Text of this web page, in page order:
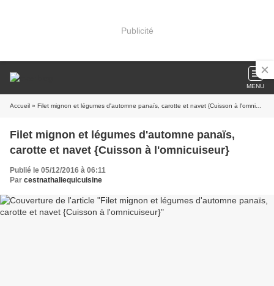
Publicité
MENU
Accueil » Filet mignon et légumes d'automne panaïs, carotte et navet {Cuisson à l'omnicuiseur}
Filet mignon et légumes d'automne panaïs,
carotte et navet {Cuisson à l'omnicuiseur}
Publié le 05/12/2016 à 06:11
Par cestnathaliequicuisine